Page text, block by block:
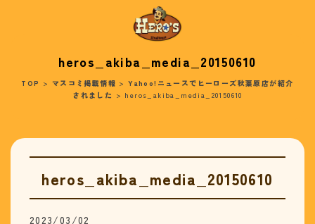
heros_akiba_media_20150610
TOP > マスコミ掲載情報 >Yahoo!ニュースでヒーローズ秋葉原店が紹介
されました > heros_akiba_media_20150610
heros_akiba_media_20150610
2023/03/02